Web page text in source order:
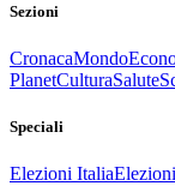
Sezioni
CronacaMondo
PlanetCulturaSalute
Speciali
Elezioni Italia